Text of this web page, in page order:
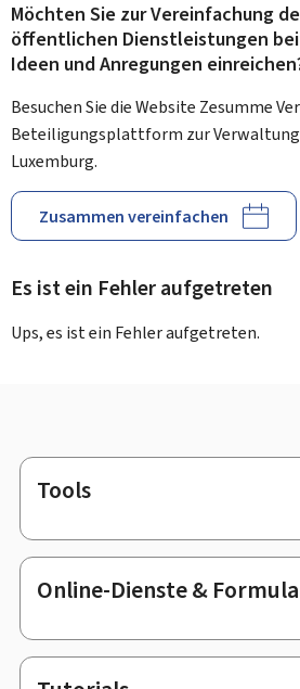
Möchten Sie zur Vereinfachung
öffentlichen Dienstleistungen
Ideen und Anregungen
Besuchen Sie die Website Zesumme
Beteiligungsplattform zur
Luxemburg.
Zusammen vereinfachen
Es ist ein Fehler aufgetreten
Ups, es ist ein Fehler aufgetreten.
Footer
Tools
Online-Dienste &